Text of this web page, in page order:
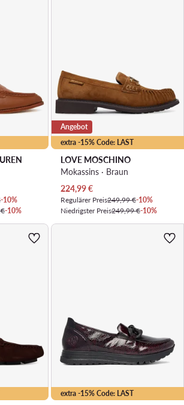
-10%
-10%
extra -15% Code: LAST
Angebot
LOVE MOSCHINO
Mokassins · Braun
Aktueller Preis
224,99€
Regulärer Preis249,99 €-10%
Niedrigster Preis249,99 €-10%
extra -15% Code: LAST